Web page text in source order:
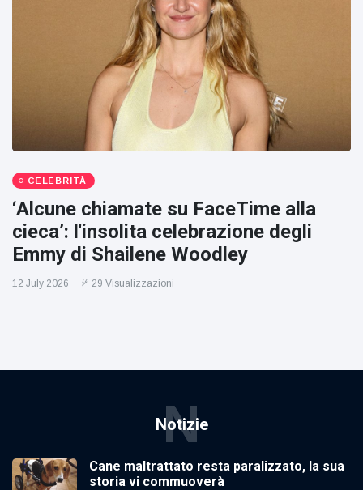
CELEBRITÀ
‘Alcune chiamate su FaceTime alla
cieca’: l'insolita celebrazione degli
Emmy di Shailene Woodley
12 July 2026 29 Visualizzazioni
Notizie
N
Cane maltrattato resta paralizzato, la sua
storia vi commuoverà